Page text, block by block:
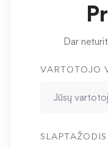
Dar
VARTOTOJO
SLAPTAŽODIS